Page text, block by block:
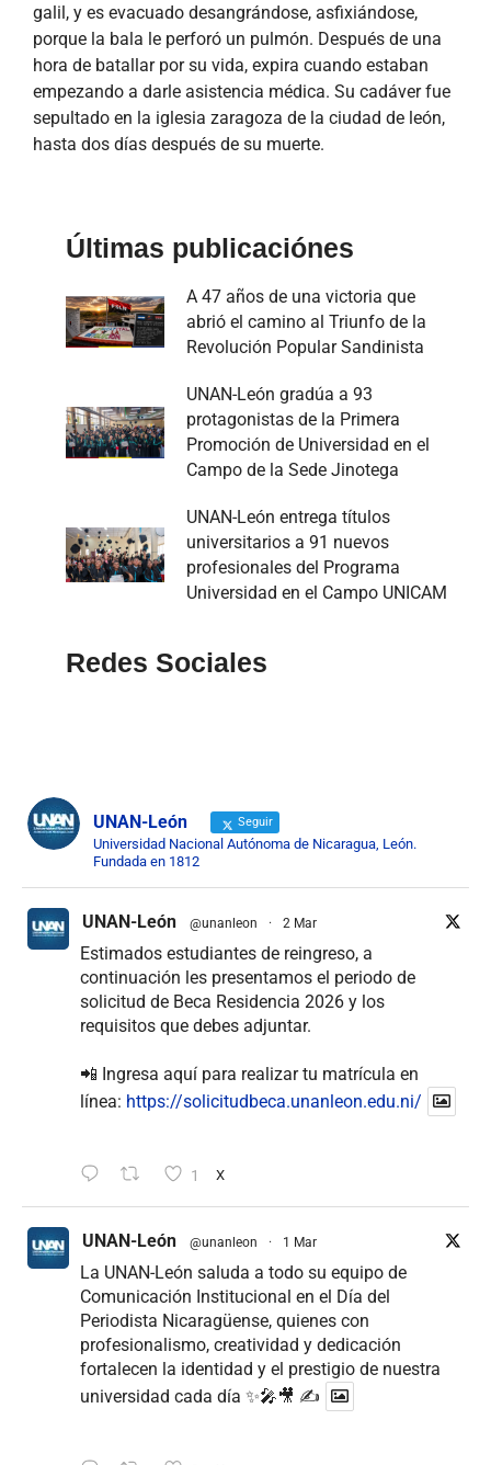
galil, y es evacuado desangrándose, asfixiándose,
porque la bala le perforó un pulmón. Después de una
hora de batallar por su vida, expira cuando estaban
empezando a darle asistencia médica. Su cadáver fue
sepultado en la iglesia zaragoza de la ciudad de león,
hasta dos días después de su muerte.
Últimas publicaciónes
A 47 años de una victoria que
abrió el camino al Triunfo de la
Revolución Popular Sandinista
UNAN-León gradúa a 93
protagonistas de la Primera
Promoción de Universidad en el
Campo de la Sede Jinotega
UNAN-León entrega títulos
universitarios a 91 nuevos
profesionales del Programa
Universidad en el Campo UNICAM
Redes Sociales
UNAN-León Seguir
Universidad Nacional Autónoma de Nicaragua, León.
Fundada en 1812
UNAN-León @unanleon · 2 Mar
Estimados estudiantes de reingreso, a
continuación les presentamos el periodo de
solicitud de Beca Residencia 2026 y los
requisitos que debes adjuntar.
📲 Ingresa aquí para realizar tu matrícula en
línea: https://solicitudbeca.unanleon.edu.ni/
1 X
UNAN-León @unanleon · 1 Mar
La UNAN-León saluda a todo su equipo de
Comunicación Institucional en el Día del
Periodista Nicaragüense, quienes con
profesionalismo, creatividad y dedicación
fortalecen la identidad y el prestigio de nuestra
universidad cada día ✨🎤🎥 ✍